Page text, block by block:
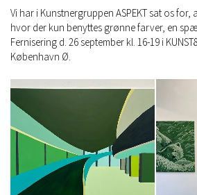
Vi har i Kunstnergruppen ASPEKT sat os
hvor der kun benyttes grønne farver, en
Fernisering d. 26 september kl. 16-19 i
København Ø.